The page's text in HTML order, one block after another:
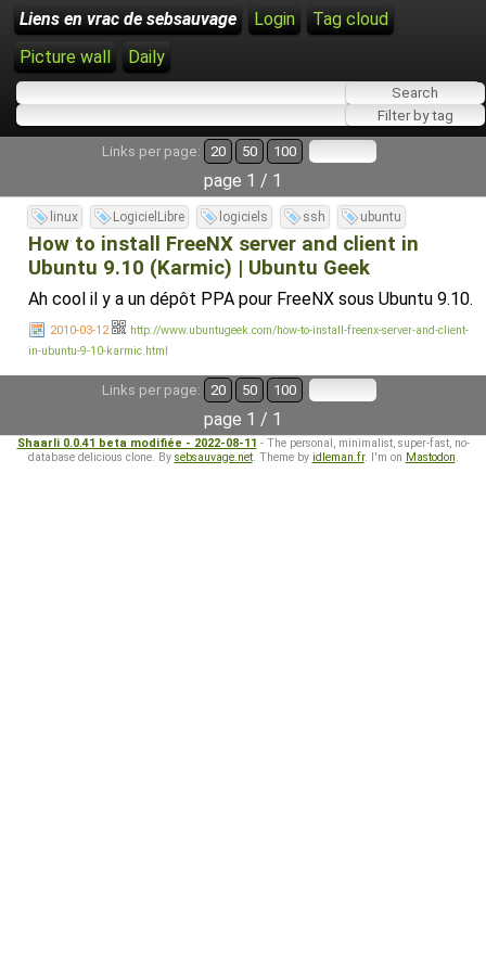
Liens en vrac de sebsauvage Login
Tag cloud
Picture wall
Daily
Links per page: 20 50 100
page 1 / 1
linux LogicielLibre logiciels ssh ubuntu
How to install FreeNX server and client in
Ubuntu 9.10 (Karmic) | Ubuntu Geek
Ah cool il y a un dépôt PPA pour FreeNX sous Ubuntu 9.10.
2010-03-12
http://www.ubuntugeek.com/how-to-install-freenx-server-and-client-
in-ubuntu-9-10-karmic.html
Links per page: 20 50 100
page 1 / 1
Shaarli 0.0.41 beta modifiée - 2022-08-11 - The personal, minimalist, super-fast, no-
database delicious clone. By sebsauvage.net. Theme by idleman.fr. I'm on Mastodon.